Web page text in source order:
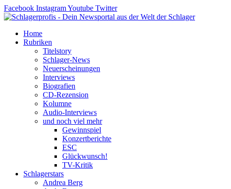
Zum
Inhalt
Facebook InstagramYoutube Twitter
Home
Rubriken
Titelstory
Schlager-News
Neuerscheinungen
Interviews
Biografien
CD-Rezension
Kolumne
Audio-Interviews
und noch viel mehr
Gewinnspiel
Konzertberichte
ESC
Glückwunsch!
TV-Kritik
Schlagerstars
Andrea Berg